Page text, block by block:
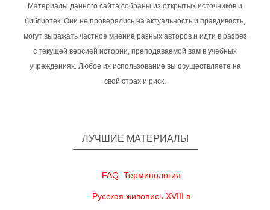
Материалы данного сайта собраны из открытых источников и
библиотек. Они не проверялись на актуальность и правдивость,
могут выражать частное мнение разных авторов и идти в разрез
с текущей версией истории, преподаваемой вам в учебных
учреждениях. Любое их использование вы осуществляете на
свой страх и риск.
ЛУЧШИЕ МАТЕРИАЛЫ
FAQ. Терминология
Русская живопись XVIII в